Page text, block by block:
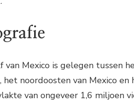
van Mexico is gelegen tussen
het noordoosten van Mexico
van ongeveer 1,6 miljoen